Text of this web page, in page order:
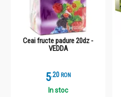
Ceai fructe padure 20dz -
VEDDA
5.2 RON
In stoc